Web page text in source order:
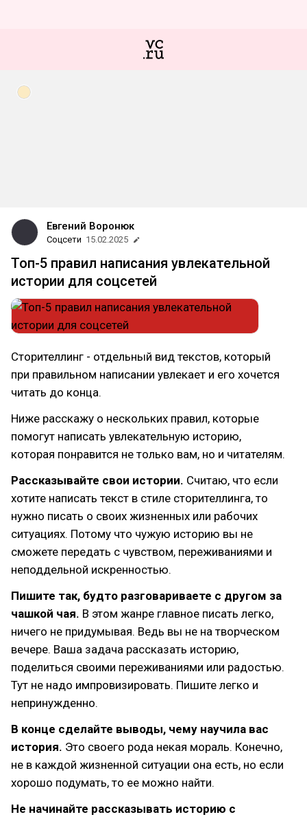
Евгений Воронюк
Соцсети 15.02.2025
Топ-5 правил написания увлекательной
истории для соцсетей
Сторителлинг - отдельный вид текстов, который
при правильном написании увлекает и его хочется
читать до конца.
Ниже расскажу о нескольких правил, которые
помогут написать увлекательную историю,
которая понравится не только вам, но и читателям.
Рассказывайте свои истории. Считаю, что если
хотите написать текст в стиле сторителлинга, то
нужно писать о своих жизненных или рабочих
ситуациях. Потому что чужую историю вы не
сможете передать с чувством, переживаниями и
неподдельной искренностью.
Пишите так, будто разговариваете с другом за
чашкой чая. В этом жанре главное писать легко,
ничего не придумывая. Ведь вы не на творческом
вечере. Ваша задача рассказать историю,
поделиться своими переживаниями или радостью.
Тут не надо импровизировать. Пишите легко и
непринужденно.
В конце сделайте выводы, чему научила вас
история. Это своего рода некая мораль. Конечно,
не в каждой жизненной ситуации она есть, но если
хорошо подумать, то ее можно найти.
Не начинайте рассказывать историю с